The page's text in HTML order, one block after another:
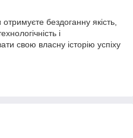
бездоганну якість,
і
свою власну історію успіху